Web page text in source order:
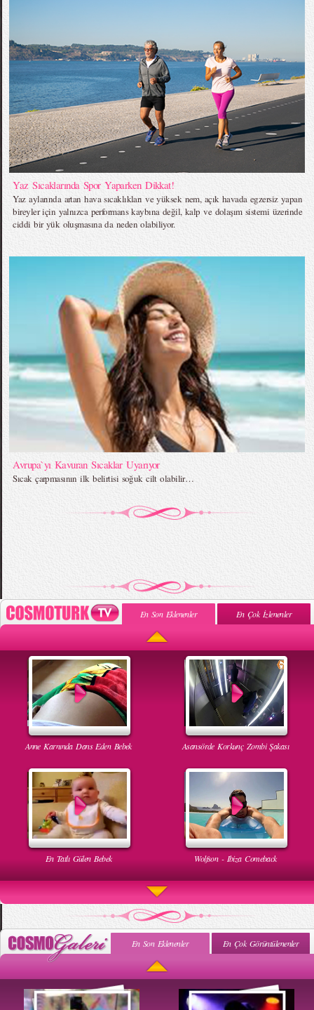
Yaz Sıcaklarında Spor Yaparken Dikkat!
Yaz aylarında artan hava sıcaklıkları ve yüksek nem, açık havada egzersiz yapan
bireyler için yalnızca performans kaybına değil, kalp ve dolaşım sistemi üzerinde
ciddi bir yük oluşmasına da neden olabiliyor.
Avrupa`yı Kavuran Sıcaklar Uyarıyor
Sıcak çarpmasının ilk belirtisi soğuk cilt olabilir…
En Son Eklenenler En Çok İzlenenler
Anne Karnında Dans Eden Bebek Asansörde Korkunç Zombi Şakası
En Tatlı Gülen Bebek Wolfson - Ibiza Comeback
Uyuyan Bebeğe Gangnam Dinletilirse Ne Olur
En Son Eklenenler En Çok Görüntülenenler